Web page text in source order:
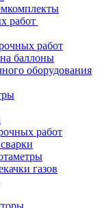
работ
работ
баллоны
оборудования
работ
газов